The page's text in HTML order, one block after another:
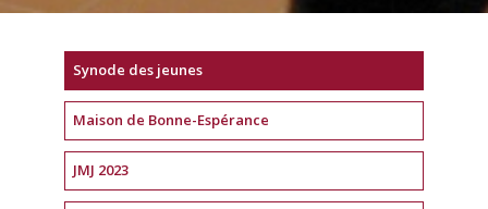
Synode des jeunes
Maison de Bonne-Espérance
JMJ 2023